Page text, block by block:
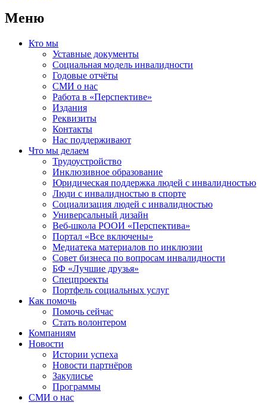
Меню
Кто мы
Уставные документы
Социальная модель инвалидности
Годовые отчёты
СМИ о нас
Работа в «Перспективе»
Издания
Реквизиты
Контакты
Нас поддерживают
Что мы делаем
Трудоустройство
Инклюзивное образование
Юридическая поддержка людей с инвалидностью
Люди с инвалидностью в спорте
Социализация людей с инвалидностью
Универсальный дизайн
Веб-школа РООИ «Перспектива»
Портал «Все включены»
Медиатека материалов по инклюзии
Совет бизнеса по вопросам инвалидности
БФ «Лучшие друзья»
Спецпроекты
Портфель социальных услуг
Как помочь
Помочь сейчас
Стать волонтером
Компаниям
Новости
Истории успеха
Новости партнёров
Закулисье
Программы
СМИ о нас